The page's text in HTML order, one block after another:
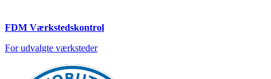
FDM Værkstedskontrol
For udvalgte værksteder